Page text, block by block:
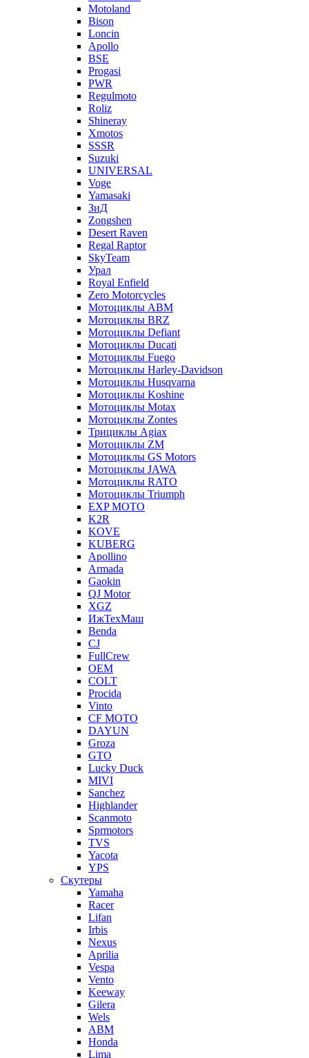
Motoland
Bison
Loncin
Apollo
BSE
Progasi
PWR
Regulmoto
Roliz
Shineray
Xmotos
SSSR
Suzuki
UNIVERSAL
Voge
Yamasaki
ЗиД
Zongshen
Desert Raven
Regal Raptor
SkyTeam
Урал
Royal Enfield
Zero Motorcycles
Мотоциклы ABM
Мотоциклы BRZ
Мотоциклы Defiant
Мотоциклы Ducati
Мотоциклы Fuego
Мотоциклы Harley-Davidson
Мотоциклы Husqvarna
Мотоциклы Koshine
Мотоциклы Motax
Мотоциклы Zontes
Трициклы Agiax
Мотоциклы ZM
Мотоциклы GS Motors
Мотоциклы JAWA
Мотоциклы RATO
Мотоциклы Triumph
EXP MOTO
K2R
KOVE
KUBERG
Apollino
Armada
Gaokin
QJ Motor
XGZ
ИжТехМаш
Benda
CJ
FullCrew
OEM
COLT
Procida
Vinto
CF MOTO
DAYUN
Groza
GTO
Lucky Duck
MIVI
Sanchez
Highlander
Scanmoto
Sprmotors
TVS
Yacota
YPS
Скутеры
Yamaha
Racer
Lifan
Irbis
Nexus
Aprilia
Vespa
Vento
Keeway
Gilera
Wels
ABM
Honda
Lima